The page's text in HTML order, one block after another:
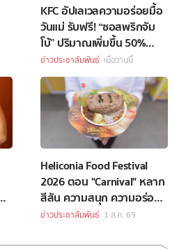
KFC อัปเลเวลความอร่อยมื้อ
วันแม่ รับฟรี! “ซอสพริกจัม
โบ้” ปริมาณเพิ่มขึ้น 50%
เพียงซื้อชุดบักเก็ตที่ร่วม
รายการราคา 349 บาทขึ้นไป
ข่าวประชาสัมพันธ์ เมื่อวานนี้
Heliconia Food Festival
2026 ตอน "Carnival" หลาก
สีสัน ความสนุก ความอร่อย
Celebrity Chef กว่า 70 ชีวิต
ข่าวประชาสัมพันธ์ 1 ส.ค. 69